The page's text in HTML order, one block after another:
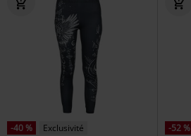
-40 %
Exclusivité
-52 %